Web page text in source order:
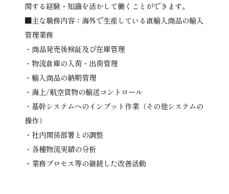
関する経験・知識を活かして働くことができます。
■主な職務内容：海外で生産している直輸入商品の輸入
管理業務
・商品発売後検証及び在庫管理
・物流倉庫の入荷・出荷管理
・輸入商品の納期管理
・海上/航空貨物の輸送コントロール
・基幹システムへのインプット作業（その他システムの
操作）
・社内関係部署との調整
・各種物流実績の分析
・業務プロセス等の継続した改善活動